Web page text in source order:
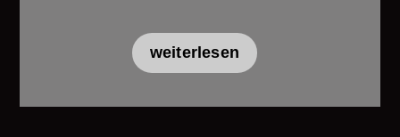
weiterlesen